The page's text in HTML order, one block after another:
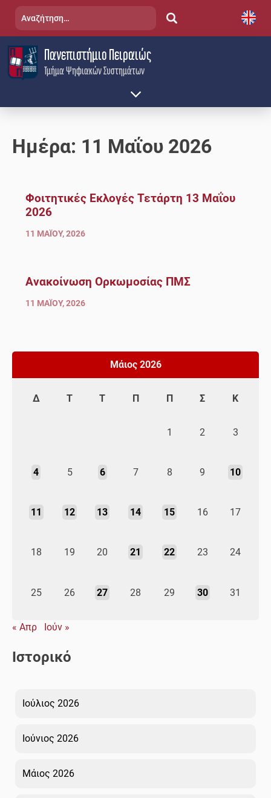
content
Τμήμα Ψηφιακών Συστημάτων
Πανεπιστήμιο Πειραιώς
Αναζήτηση
Ημέρα: 11 Μαΐου 2026
Φοιτητικές Εκλογές Τετάρτη 13 Μαΐου
2026
11 ΜΑΪ́ΟΥ, 2026
Ανακοίνωση Ορκωμοσίας ΠΜΣ
11 ΜΑΪ́ΟΥ, 2026
Μάιος 2026
Δ Τ Τ Π Π Σ Κ
1 2 3
4 5 6 7 8 9 10
11 12 13 14 15 16 17
18 19 20 21 22 23 24
25 26 27 28 29 30 31
« Απρ Ιούν »
Ιστορικό
Ιούλιος 2026
Ιούνιος 2026
Μάιος 2026